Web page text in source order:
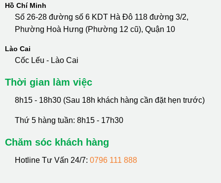
Hồ Chí Minh
Số 26-28 đường số 6 KDT Hà Đô 118 đường 3/2,
Phường Hoà Hưng (Phường 12 cũ), Quận 10
Lào Cai
Cốc Lếu - Lào Cai
Thời gian làm việc
8h15 - 18h30 (Sau 18h khách hàng cần đặt hẹn trước)
Thứ 5 hàng tuần: 8h15 - 17h30
Chăm sóc khách hàng
Hotline Tư Vấn 24/7: 0796 111 888